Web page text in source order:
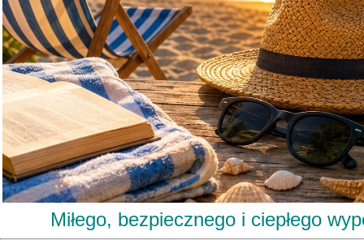
Miłego, bezpiecznego i ciepłego